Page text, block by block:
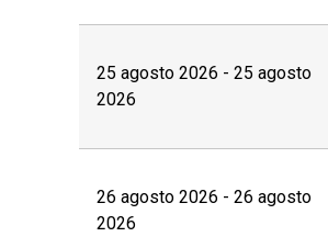
Puedes revisar aquí
25 agosto 2026 - 25 agosto
2026
26 agosto 2026 - 26 agosto
2026